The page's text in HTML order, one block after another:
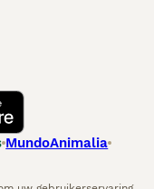
MundoAnimalia